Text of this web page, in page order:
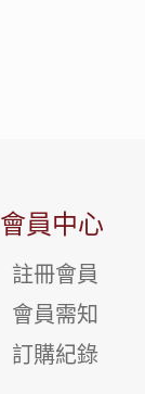
會員中心
註冊會員
會員需知
訂購紀錄